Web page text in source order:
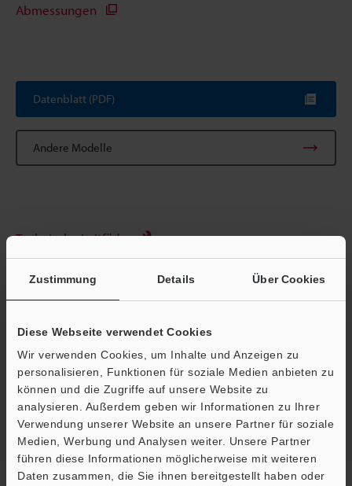
Zustimmung Details Über Cookies
Diese Webseite verwendet Cookies
Wir verwenden Cookies, um Inhalte und Anzeigen zu
personalisieren, Funktionen für soziale Medien anbieten zu
können und die Zugriffe auf unsere Website zu
analysieren. Außerdem geben wir Informationen zu Ihrer
Verwendung unserer Website an unsere Partner für soziale
Medien, Werbung und Analysen weiter. Unsere Partner
führen diese Informationen möglicherweise mit weiteren
Daten zusammen, die Sie ihnen bereitgestellt haben oder
Abmessungen
Datenblatt (PDF)
Andere Modelle
Technische Leitfäden
CAD / CAE
Handbücher
Fragen
Bildverarbeitungssysteme
Startseite Produkte
Industrielle Bildverarbeitung
Support